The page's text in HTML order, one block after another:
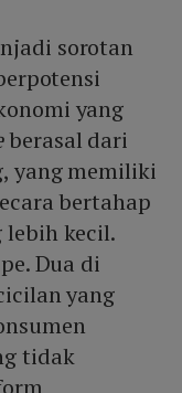
sorotan
yang
berasal dari
yang memiliki
bertahap
lebih kecil.
Dua di
yang
tidak